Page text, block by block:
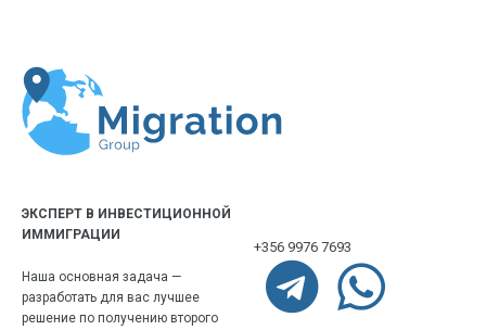
ЭКСПЕРТ В ИНВЕСТИЦИОННОЙ
ИММИГРАЦИИ
Наша основная задача —
разработать для вас лучшее
решение по получению второго
+356 9976 7693